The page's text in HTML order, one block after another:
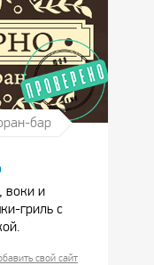
бар
воки и
гриль с
свой сайт